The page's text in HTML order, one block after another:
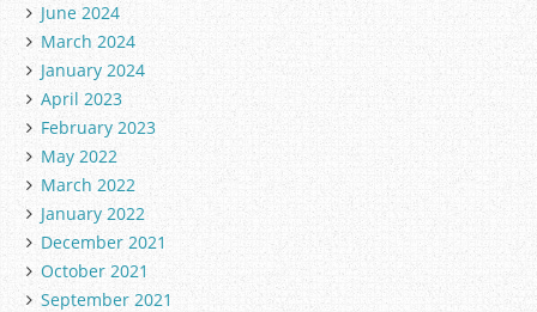
June 2024
March 2024
January 2024
April 2023
February 2023
May 2022
March 2022
January 2022
December 2021
October 2021
September 2021